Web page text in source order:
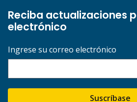
Reciba actualizaciones
electrónico
Ingrese su correo electrónico
Suscríbase